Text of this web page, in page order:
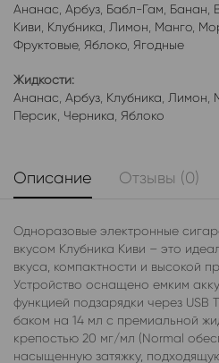
Ананас Арбуз Бабл-Гам Банан
Киви Клубника Лимон Манго
Фруктовые, Яблоко Ягодные
Жидкости:
Ананас Арбуз Клубника Лимон
Персик Черника Яблоко
Описание Отзывы (0)
Одноразовые электронные
вкусом Клубника Киви – это
вкуса, компактности и высокой
Устройство оснащено емким
функцией подзарядки через USB
баком на 14 мл с премиальной
крепостью 20 мг/мл (Normal
насыщенную затяжку,